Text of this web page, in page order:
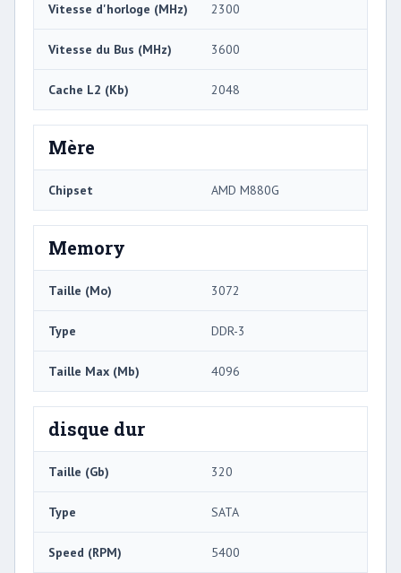
Vitesse d'horloge (MHz) 2300
Vitesse du Bus (MHz) 3600
Cache L2 (Kb) 2048
Mère
Chipset AMD M880G
Memory
Taille (Mo) 3072
Type DDR-3
Taille Max (Mb) 4096
disque dur
Taille (Gb) 320
Type SATA
Speed ​​(RPM) 5400